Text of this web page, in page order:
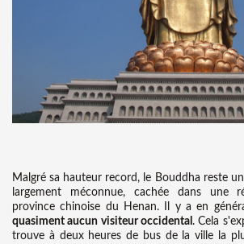
Malgré sa hauteur record, le Bouddha reste
largement méconnue, cachée dans une
province chinoise du Henan. Il y a en
quasiment aucun visiteur occidental . Cela
trouve à deux heures de bus de la ville la